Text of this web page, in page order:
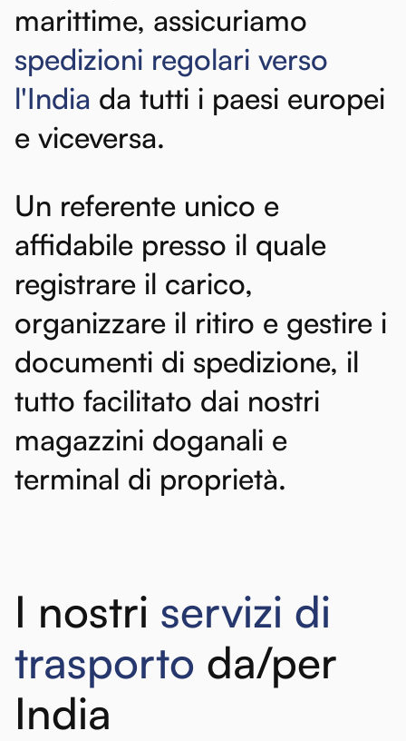
marittime, assicuriamo
spedizioni regolari verso
l'India da tutti i paesi europei
e viceversa.
Un referente unico e
affidabile presso il quale
registrare il carico,
organizzare il ritiro e gestire i
documenti di spedizione, il
tutto facilitato dai nostri
magazzini doganali e
terminal di proprietà.
I nostri servizi di
trasporto da/per
India